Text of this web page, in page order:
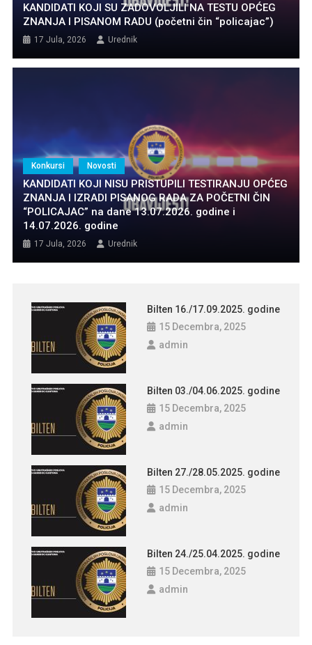
KANDIDATI KOJI SU ZADOVOLJILI NA TESTU OPĆEG
ZNANJA I PISANOM RADU (početni čin “policajac”)
17 Jula, 2026 Urednik
Konkursi Novosti
KANDIDATI KOJI NISU PRISTUPILI TESTIRANJU OPĆEG
ZNANJA I IZRADI PISANOG RADA ZA POČETNI ČIN
“POLICAJAC” na dane 13.07.2026. godine i
14.07.2026. godine
17 Jula, 2026 Urednik
Bilten 16./17.09.2025. godine
15 Decembra, 2025
admin
Bilten 03./04.06.2025. godine
15 Decembra, 2025
admin
Bilten 27./28.05.2025. godine
15 Decembra, 2025
admin
Bilten 24./25.04.2025. godine
15 Decembra, 2025
admin